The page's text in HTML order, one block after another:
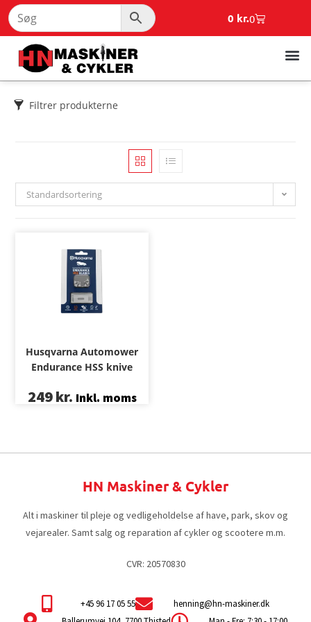
0 kr.0
Filtrer produkterne
Standardsortering
Husqvarna Automower
Endurance HSS knive
249kr. Inkl. moms
HN Maskiner & Cykler
Alt i maskiner til pleje og vedligeholdelse af have, park, skov og
vejarealer. Samt salg og reparation af cykler og scootere m.m.
CVR: 20570830
+45 96 17 05 55
henning@hn-maskiner.dk